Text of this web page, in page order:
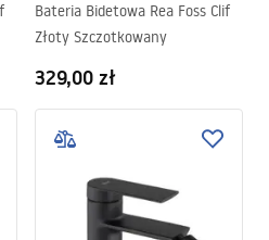
Bateria Bidetowa Rea Foss Clif
Złoty Szczotkowany
329,00 zł